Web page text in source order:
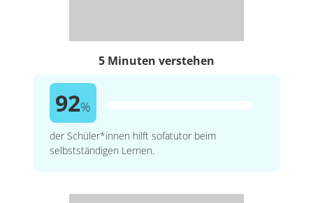
5 Minuten verstehen
92%
der Schüler*innen hilft sofatutor beim
selbstständigen Lernen.